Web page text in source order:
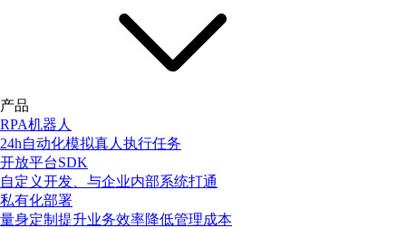
产品
RPA机器人
24h自动化模拟真人执行任务
开放平台SDK
自定义开发、与企业内部系统打通
私有化部署
量身定制提升业务效率降低管理成本